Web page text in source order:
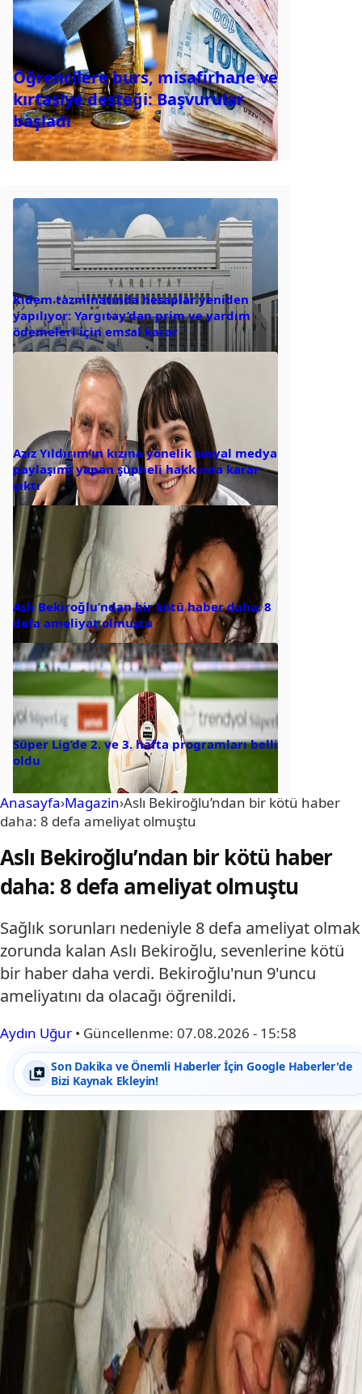
Öğrencilere burs, misafirhane ve
kırtasiye desteği: Başvurular
başladı
Kıdem tazminatında hesaplar yeniden
yapılıyor: Yargıtay’dan prim ve yardım
ödemeleri için emsal karar
Aziz Yıldırım’ın kızına yönelik sosyal medya
paylaşımı yapan şüpheli hakkında karar
çıktı
Aslı Bekiroğlu’ndan bir kötü haber daha: 8
defa ameliyat olmuştu
Süper Lig’de 2. ve 3. hafta programları belli
oldu
Anasayfa›Magazin›Aslı Bekiroğlu’ndan bir kötü haber
daha: 8 defa ameliyat olmuştu
Aslı Bekiroğlu’ndan bir kötü haber
daha: 8 defa ameliyat olmuştu
Sağlık sorunları nedeniyle 8 defa ameliyat olmak
zorunda kalan Aslı Bekiroğlu, sevenlerine kötü
bir haber daha verdi. Bekiroğlu'nun 9'uncu
ameliyatını da olacağı öğrenildi.
Aydın Uğur • Güncellenme: 07.08.2026 - 15:58
Son Dakika ve Önemli Haberler İçin Google Haberler'de
Bizi Kaynak Ekleyin!